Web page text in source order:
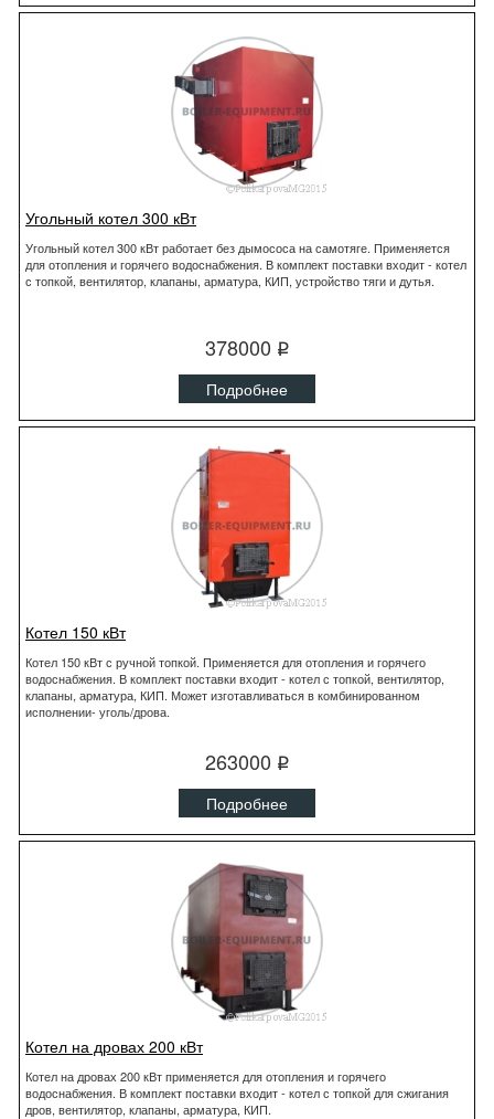
Угольный котел 300 кВт
Угольный котел 300 кВт работает без дымососа на самотяге. Применяется
для отопления и горячего водоснабжения. В комплект поставки входит - котел
с топкой, вентилятор, клапаны, арматура, КИП, устройство тяги и дутья.
378000 q
Подробнее
Котел 150 кВт
Котел 150 кВт с ручной топкой. Применяется для отопления и горячего
водоснабжения. В комплект поставки входит - котел с топкой, вентилятор,
клапаны, арматура, КИП. Может изготавливаться в комбинированном
исполнении- уголь/дрова.
263000 q
Подробнее
Котел на дровах 200 кВт
Котел на дровах 200 кВт применяется для отопления и горячего
водоснабжения. В комплект поставки входит - котел с топкой для сжигания
дров, вентилятор, клапаны, арматура, КИП.